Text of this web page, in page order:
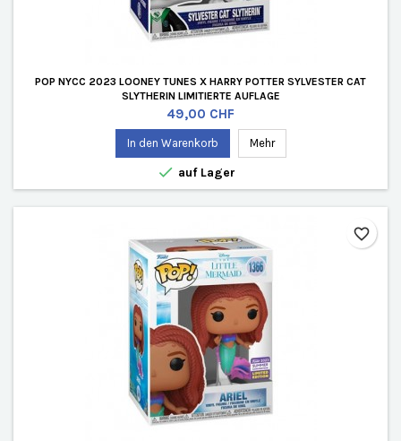
POP NYCC 2023 LOONEY TUNES X HARRY POTTER SYLVESTER CAT
SLYTHERIN LIMITIERTE AUFLAGE
Preis
49,00 CHF
In den Warenkorb Mehr
 auf Lager
favorite_border